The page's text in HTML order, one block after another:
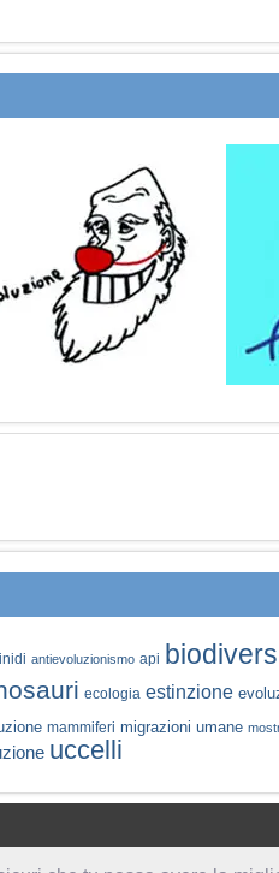
antievoluzionismo api
ecologia estinzione
mammiferi migrazioni umane
uccelli